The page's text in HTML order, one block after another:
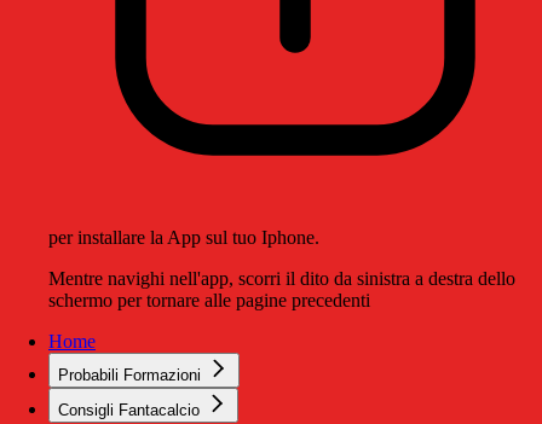
per installare la App sul tuo Iphone.
Mentre navighi nell'app, scorri il dito da sinistra a destra dello
schermo per tornare alle pagine precedenti
Home
Probabili Formazioni
Consigli Fantacalcio